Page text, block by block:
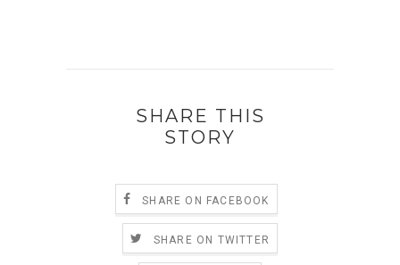
SHARE THIS
STORY
SHARE ON FACEBOOK
SHARE ON TWITTER